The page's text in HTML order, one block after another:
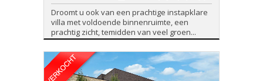
Droomt u ook van een prachtige instapklare
villa met voldoende binnenruimte, een
prachtig zicht, temidden van veel groen...